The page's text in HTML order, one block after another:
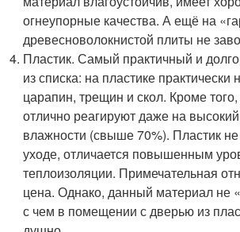
огнеупорные качества. А ещё на
древесноволокнистой плиты не
Пластик. Самый практичный и
из списка: на пластике практически
царапин, трещин и скол. Кроме
отлично реагируют даже на
влажности (свыше 70%). Пластик
уходе, отличается повышенным
теплоизоляции. Примечательная
цена. Однако, данный материал не
с чем в помещении с дверью из